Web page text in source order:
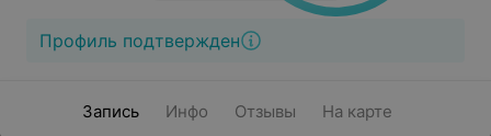
Профиль подтвержден
Запись Инфо Отзывы На карте